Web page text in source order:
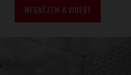
MEGNÉZEM A VIDEÓT